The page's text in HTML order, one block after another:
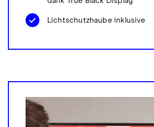
Lichtschutzhaube inklusive